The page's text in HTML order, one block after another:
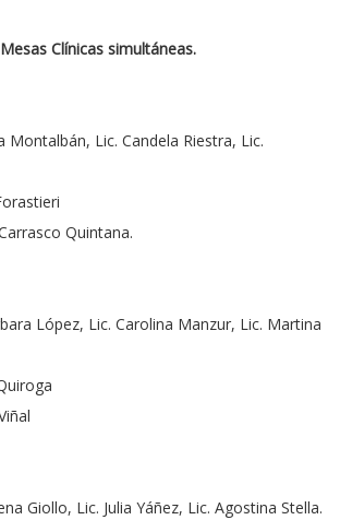
Mesas Clínicas simultáneas.
Montalbán, Lic. Candela Riestra, Lic.
Quintana.
López, Lic. Carolina Manzur, Lic. Martina
Giollo, Lic. Julia Yáñez, Lic. Agostina Stella.